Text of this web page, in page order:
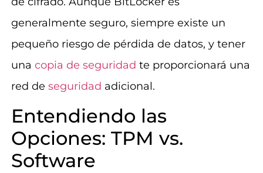
generalmente seguro, siempre existe un
pequeño riesgo de pérdida de datos, y tener
una copia de seguridad te proporcionará una
red de seguridad adicional.
Entendiendo las
Opciones: TPM vs.
Software